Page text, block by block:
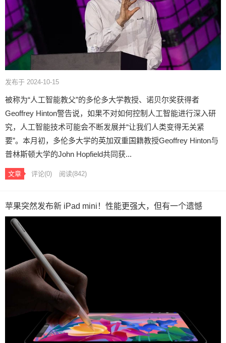
发布于 2024-10-15
被称为“人工智能教父”的多伦多大学教授、诺贝尔奖获得者
Geoffrey Hinton警告说，如果不对如何控制人工智能进行深入研
究，人工智能技术可能会不断发展并“让我们人类变得无关紧
要”。本月初，多伦多大学的英加双重国籍教授Geoffrey Hinton与
普林斯顿大学的John Hopfield共同获...
文章 评论(0) 阅读(842)
苹果突然发布新 iPad mini！性能更强大，但有一个遗憾